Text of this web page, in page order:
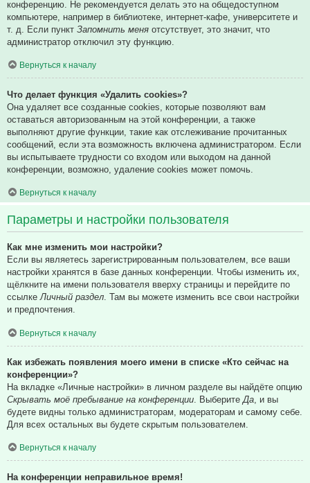
конференцию. Не рекомендуется делать это на общедоступном
компьютере, например в библиотеке, интернет-кафе, университете и
т. д. Если пункт Запомнить меня отсутствует, это значит, что
администратор отключил эту функцию.
Вернуться к началу
Что делает функция «Удалить cookies»?
Она удаляет все созданные cookies, которые позволяют вам
оставаться авторизованным на этой конференции, а также
выполняют другие функции, такие как отслеживание прочитанных
сообщений, если эта возможность включена администратором. Если
вы испытываете трудности со входом или выходом на данной
конференции, возможно, удаление cookies может помочь.
Вернуться к началу
Параметры и настройки пользователя
Как мне изменить мои настройки?
Если вы являетесь зарегистрированным пользователем, все ваши
настройки хранятся в базе данных конференции. Чтобы изменить их,
щёлкните на имени пользователя вверху страницы и перейдите по
ссылке Личный раздел . Там вы можете изменить все свои настройки
и предпочтения.
Вернуться к началу
Как избежать появления моего имени в списке «Кто сейчас на
конференции»?
На вкладке «Личные настройки» в личном разделе вы найдёте опцию
Скрывать моё пребывание на конференции . Выберите Да , и вы
будете видны только администраторам, модераторам и самому себе.
Для всех остальных вы будете скрытым пользователем.
Вернуться к началу
На конференции неправильное время!